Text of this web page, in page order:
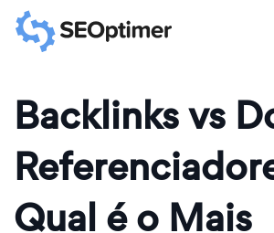
Backlinks vs
Qual é o Mais